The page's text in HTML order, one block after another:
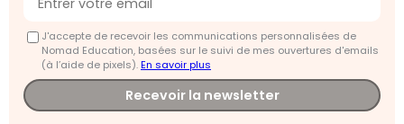
J'accepte de recevoir les communications personnalisées de
Nomad Education, basées sur le suivi de mes ouvertures d'emails
(à l’aide de pixels).En savoir plus
Recevoir la newsletter